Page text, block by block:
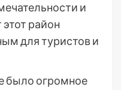
и
этот район
для туристов и
было огромное